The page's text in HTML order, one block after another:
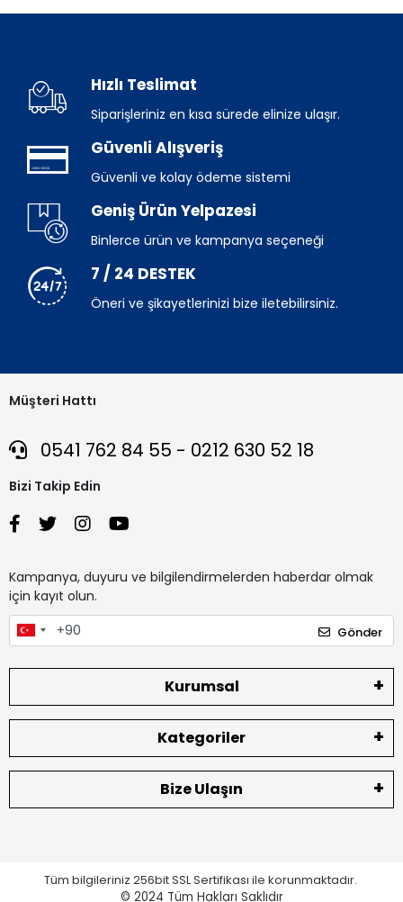
Hızlı Teslimat
Siparişleriniz en kısa sürede elinize ulaşır.
Güvenli Alışveriş
Güvenli ve kolay ödeme sistemi
Geniş Ürün Yelpazesi
Binlerce ürün ve kampanya seçeneği
7 / 24 DESTEK
Öneri ve şikayetlerinizi bize iletebilirsiniz.
Müşteri Hattı
0541 762 84 55 - 0212 630 52 18
Bizi Takip Edin
Kampanya, duyuru ve bilgilendirmelerden haberdar olmak
için kayıt olun.
Gönder
Kurumsal
Kategoriler
Bize Ulaşın
Tüm bilgileriniz 256bit SSL Sertifikası ile korunmaktadır.
© 2024 Tüm Hakları Saklıdır